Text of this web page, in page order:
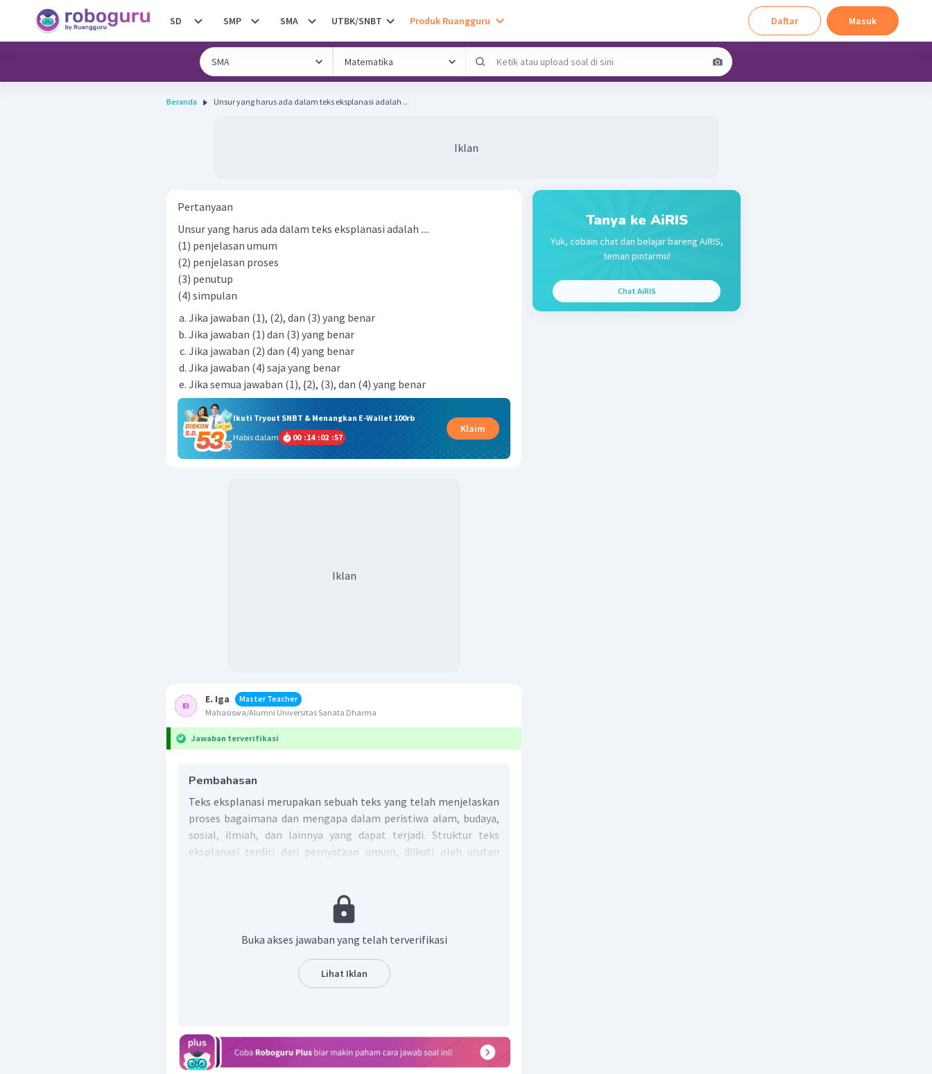
SD SMP SMA UTBK/SNBT Produk Ruangguru Daftar Masuk
Beranda Unsur yang harus ada dalam teks eksplanasi adalah ...
Iklan
Pertanyaan
Unsur yang harus ada dalam teks eksplanasi adalah ....
(1) penjelasan umum
(2) penjelasan proses
(3) penutup
(4) simpulan
Jika jawaban (1), (2), dan (3) yang benar
Jika jawaban (1) dan (3) yang benar
Jika jawaban (2) dan (4) yang benar
Jika jawaban (4) saja yang benar
Jika semua jawaban (1), {2), (3), dan (4) yang benar
Ikuti Tryout SNBT & Menangkan E-Wallet 100rb
Habis dalam
00 :14 :02 :56
Klaim
Iklan
E. Iga
Master Teacher
Mahasiswa/Alumni Universitas Sanata Dharma
Jawaban terverifikasi
Pembahasan
Teks eksplanasi merupakan sebuah teks yang telah menjelaskan
proses bagaimana dan mengapa dalam peristiwa alam, budaya,
sosial, ilmiah, dan lainnya yang dapat terjadi. Struktur teks
eksplanasi terdiri dari pernyataan umum, diikuti oleh urutan
, berisi penjelasan umum tentang
untuk fenomena atau penjelasan. Penjelasan umum dalam
teks ini, pada umumnya menggambarkan apa, bagaimana,
mengapa peristiwa alam dapat terjadi.
terdiri dari lebih dalam satu paragraf. Seri penjelasan
menjelaskan dan menjelaskan akibat dan penyebab dari
bencana alam.
Buka akses jawaban yang telah terverifikasi
Lihat Iklan
Tanya ke AiRIS
Yuk, cobain chat dan belajar bareng AiRIS,
teman pintarmu!
Chat AiRIS